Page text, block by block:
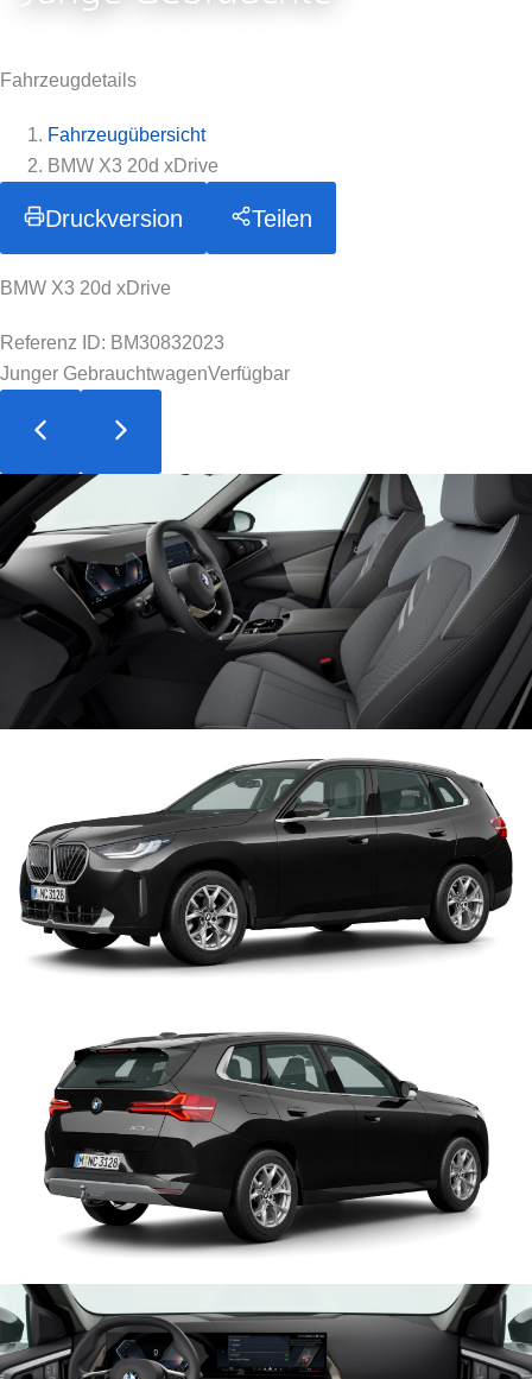
Fahrzeugdetails
Fahrzeugübersicht
BMW X3 20d xDrive
Druckversion Teilen
BMW X3 20d xDrive
Referenz ID: BM30832023
Junger GebrauchtwagenVerfügbar